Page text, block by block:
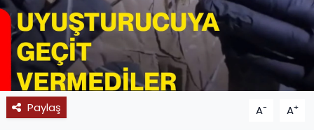
Paylaş A- A+
11:11 MANŞET